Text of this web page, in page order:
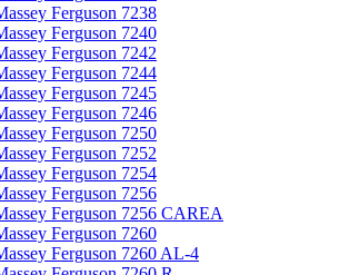
Ferguson 7238
Ferguson 7240
Ferguson 7242
Ferguson 7244
Ferguson 7245
Ferguson 7246
Ferguson 7250
Ferguson 7252
Ferguson 7254
Ferguson 7256
Ferguson 7256 CAREA
Ferguson 7260
Ferguson 7260 AL-4